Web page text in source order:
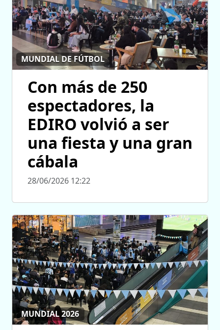
MUNDIAL DE FÚTBOL
Con más de 250
espectadores, la
EDIRO volvió a ser
una fiesta y una gran
cábala
28/06/2026 12:22
MUNDIAL 2026